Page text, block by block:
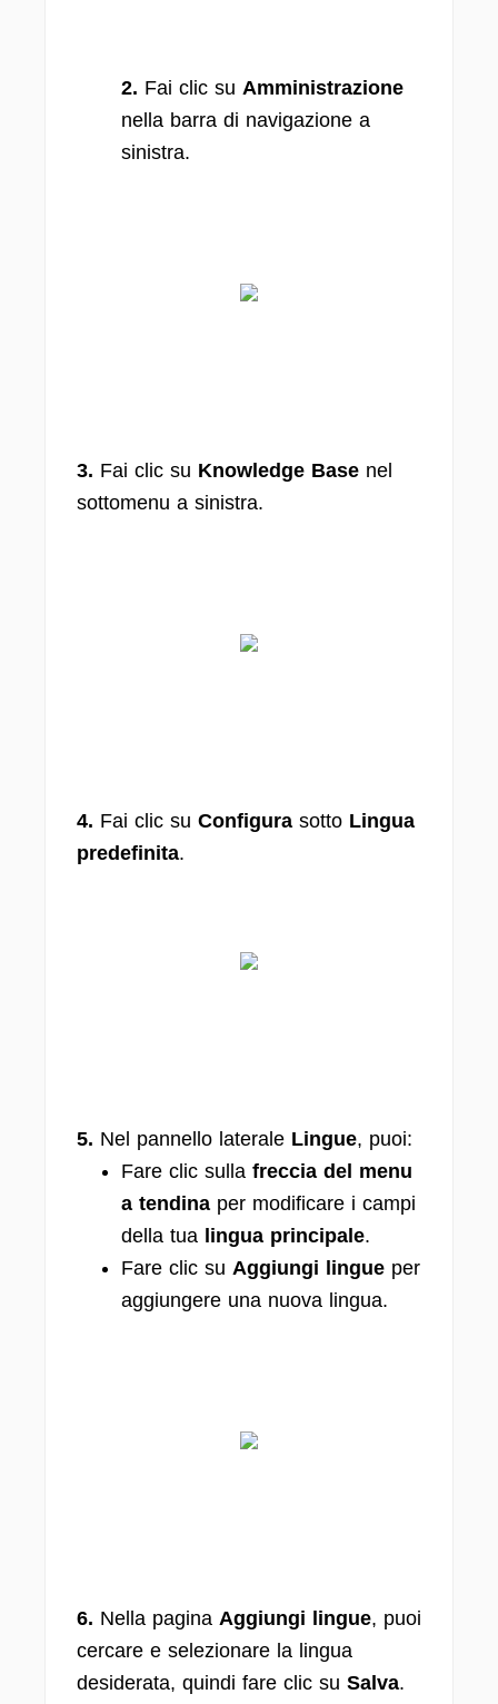
2. Fai clic su Amministrazione
nella barra di navigazione a
sinistra.
3. Fai clic su Knowledge Base nel
sottomenu a sinistra.
4. Fai clic su Configura sotto Lingua
predefinita.
5. Nel pannello laterale Lingue, puoi:
Fare clic sulla freccia del menu
a tendina per modificare i campi
della tua lingua principale.
Fare clic su Aggiungi lingue per
aggiungere una nuova lingua.
6. Nella pagina Aggiungi lingue, puoi
cercare e selezionare la lingua
desiderata, quindi fare clic su Salva.